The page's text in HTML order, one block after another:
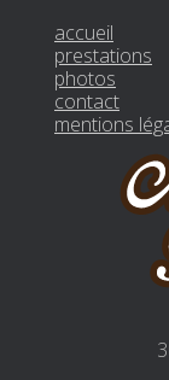
accueil
prestations
photos
contact
mentions